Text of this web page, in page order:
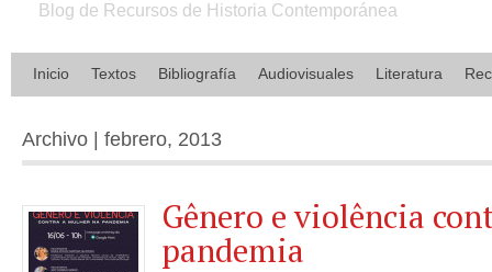
Blog de Recursos de Historia Contemporánea
Inicio Textos Bibliografía Audiovisuales Literatura
Archivo | febrero, 2013
Gênero e violência
pandemia